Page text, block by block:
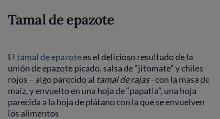
Tamal de epazote
El tamal de epazotees el delicioso resultado de la
unión de epazote picado, salsa de “jitomate” y chiles
rojos – algo parecido al tamal de rajas- con la masa de
maíz, y envuelto en una hoja de “papatla”, una hoja
parecida a la hoja de plátano con la que se envuelven
los alimentos